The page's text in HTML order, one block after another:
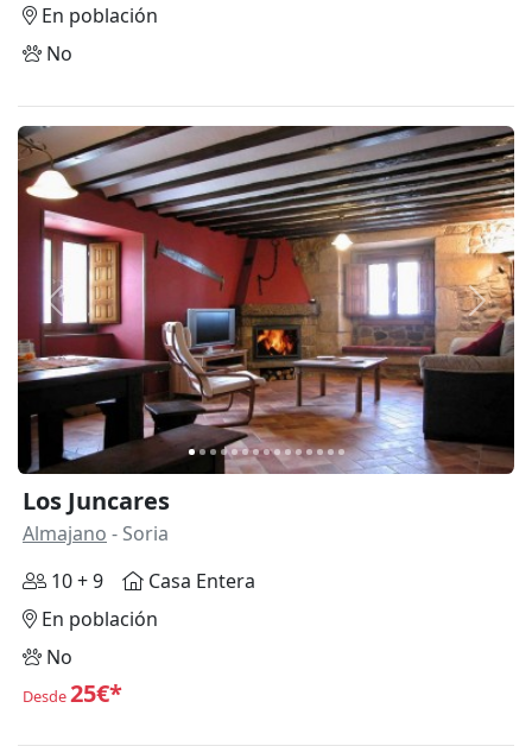
En población
No
Anterior
Los Juncares
Almajano - Soria
10 + 9
Casa Entera
En población
No
Desde25€*